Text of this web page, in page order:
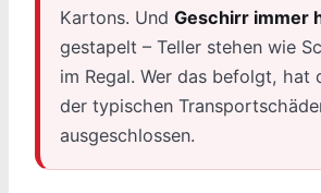
Kartons. Und Geschirr immer
gestapelt – Teller stehen wie
im Regal. Wer das befolgt, hat
der typischen
ausgeschlossen.